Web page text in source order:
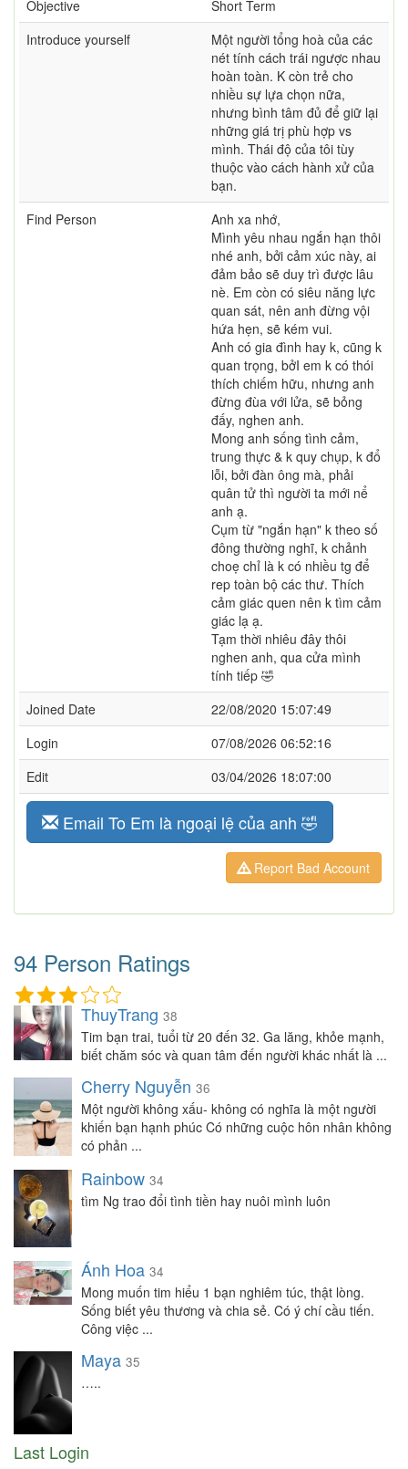
Objective
Short Term
Introduce yourself
Một người tổng hoà của các
nét tính cách trái ngược nhau
hoàn toàn. K còn trẻ cho
nhiều sự lựa chọn nữa,
nhưng bình tâm đủ để giữ lại
những giá trị phù hợp vs
mình. Thái độ của tôi tùy
thuộc vào cách hành xử của
bạn.
Find Person
Anh xa nhớ,
Mình yêu nhau ngắn hạn thôi
nhé anh, bởi cảm xúc này, ai
đảm bảo sẽ duy trì được lâu
nè. Em còn có siêu năng lực
quan sát, nên anh đừng vội
hứa hẹn, sẽ kém vui.
Anh có gia đình hay k, cũng k
quan trọng, bởI em k có thói
thích chiếm hữu, nhưng anh
đừng đùa với lửa, sẽ bỏng
đấy, nghen anh.
Mong anh sống tình cảm,
trung thực & k quy chụp, k đổ
lỗi, bởi đàn ông mà, phải
quân tử thì người ta mới nể
anh ạ.
Cụm từ "ngắn hạn" k theo số
đông thường nghĩ, k chảnh
choẹ chỉ là k có nhiều tg để
rep toàn bộ các thư. Thích
cảm giác quen nên k tìm cảm
giác lạ ạ.
Tạm thời nhiêu đây thôi
nghen anh, qua cửa mình
tính tiếp 🤣
Joined Date
22/08/2020 15:07:49
Login
07/08/2026 06:52:16
Edit
03/04/2026 18:07:00
Email To Em là ngoại lệ của anh 🤣
Report Bad Account
94 Person Ratings
ThuyTrang 38
Tim bạn trai, tuổi từ 20 đến 32. Ga lăng, khỏe mạnh,
biết chăm sóc và quan tâm đến người khác nhất là ...
Cherry Nguyễn 36
Một người không xấu- không có nghĩa là một người
khiến bạn hạnh phúc Có những cuộc hôn nhân không
có phản ...
Rainbow 34
tìm Ng trao đổi tình tiền hay nuôi mình luôn
Ánh Hoa 34
Mong muốn tim hiểu 1 bạn nghiêm túc, thật lòng.
Sống biết yêu thương và chia sẻ. Có ý chí cầu tiến.
Công việc ...
Maya 35
…..
Last Login